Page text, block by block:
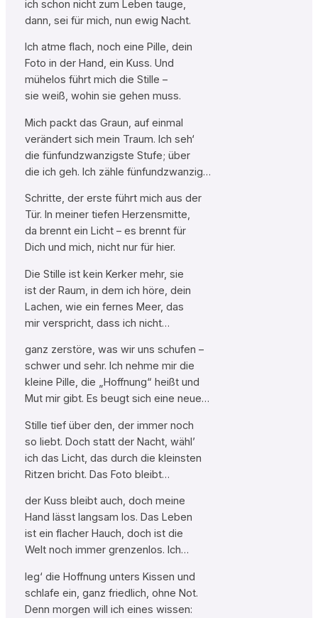
ich schon nicht zum Leben tauge,
dann, sei für mich, nun ewig Nacht.
Ich atme flach, noch eine Pille, dein
Foto in der Hand, ein Kuss. Und
mühelos führt mich die Stille –
sie weiß, wohin sie gehen muss.
Mich packt das Graun, auf einmal
verändert sich mein Traum. Ich seh‘
die fünfundzwanzigste Stufe; über
die ich geh. Ich zähle fünfundzwanzig…
Schritte, der erste führt mich aus der
Tür. In meiner tiefen Herzensmitte,
da brennt ein Licht – es brennt für
Dich und mich, nicht nur für hier.
Die Stille ist kein Kerker mehr, sie
ist der Raum, in dem ich höre, dein
Lachen, wie ein fernes Meer, das
mir verspricht, dass ich nicht…
ganz zerstöre, was wir uns schufen –
schwer und sehr. Ich nehme mir die
kleine Pille, die „Hoffnung“ heißt und
Mut mir gibt. Es beugt sich eine neue…
Stille tief über den, der immer noch
so liebt. Doch statt der Nacht, wähl’
ich das Licht, das durch die kleinsten
Ritzen bricht. Das Foto bleibt…
der Kuss bleibt auch, doch meine
Hand lässt langsam los. Das Leben
ist ein flacher Hauch, doch ist die
Welt noch immer grenzenlos. Ich…
leg‘ die Hoffnung unters Kissen und
schlafe ein, ganz friedlich, ohne Not.
Denn morgen will ich eines wissen: